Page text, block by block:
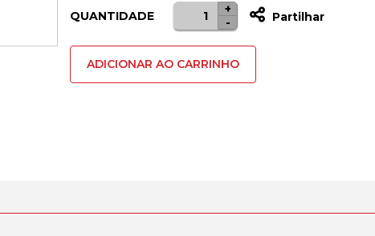
QUANTIDADE
Quantidade
de
Comando
NINTENDO
Azul)
-
+
Partilhar
ADICIONAR AO CARRINHO